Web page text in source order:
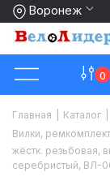
Воронеж
0
Главная Каталог
Вилки,
жёстк. резьбовая,
серебристый, ВЛ-